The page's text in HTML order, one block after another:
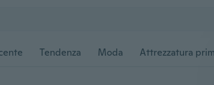
Tendenza Moda Attrezzatura